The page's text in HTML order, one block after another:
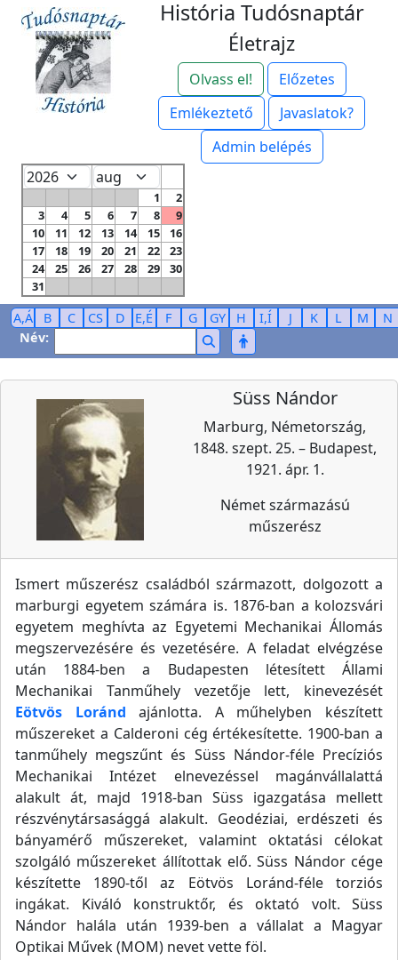
História Tudósnaptár
Életrajz
Olvass el!
Előzetes
Emlékeztető
Javaslatok?
Admin belépés
1
2
3
4 5 6 7 8
9
10
11 12 13 14 15
16
17
18 19 20 21 22
23
24
25 26 27 28 29
30
31
A,Á B C CS D E,É F G GY H I,Í J K L M
N
Név:
Süss Nándor
Marburg, Németország,
1848. szept. 25. – Budapest,
1921. ápr. 1.
Német származású
műszerész
Ismert műszerész családból származott, dolgozott a
marburgi egyetem számára is. 1876-ban a kolozsvári
egyetem meghívta az Egyetemi Mechanikai Állomás
megszervezésére és vezetésére. A feladat elvégzése
után 1884-ben a Budapesten létesített Állami
Mechanikai Tanműhely vezetője lett, kinevezését
Eötvös Loránd ajánlotta. A műhelyben készített
műszereket a Calderoni cég értékesítette. 1900-ban a
tanműhely megszűnt és Süss Nándor-féle Precíziós
Mechanikai Intézet elnevezéssel magánvállalattá
alakult át, majd 1918-ban Süss igazgatása mellett
részvénytársasággá alakult. Geodéziai, erdészeti és
bányamérő műszereket, valamint oktatási célokat
szolgáló műszereket állítottak elő. Süss Nándor cége
készítette 1890-től az Eötvös Loránd-féle torziós
ingákat. Kiváló konstruktőr, és oktató volt. Süss
Nándor halála után 1939-ben a vállalat a Magyar
Optikai Művek (MOM) nevet vette föl.